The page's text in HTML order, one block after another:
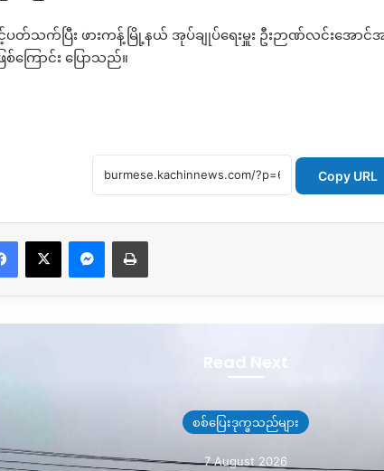
ပတ်သက်ပြီး ဖားကန့်မြို့နယ် အုပ်ချုပ်ရေးမှူး ဦးဉာဏ်လင်းအောင်
စ်ကြောင်း ပြောသည်။
Copy URL
Facebook
X Messenger
Print
Read Next
စစ်ပြေးဒုက္ခသည်များ
7 August 2026